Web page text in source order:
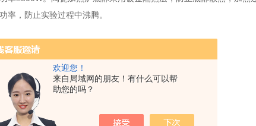
欢迎您！
来自局域网的朋友！有什么可以帮
助您的吗？
率，防止实验过程中沸腾。
热（无明火加热，功耗小效率高）
总接口，单孔的氮气流量可通过流量计单独控制（选配）
控制系统，温度控制范围可到200℃